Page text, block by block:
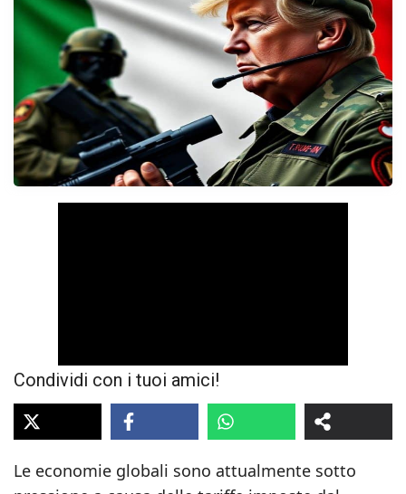
Condividi con i tuoi amici!
Le economie globali sono attualmente sotto